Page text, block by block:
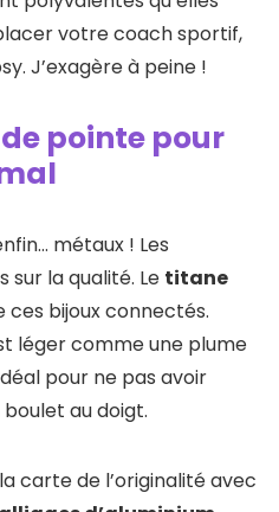
votre coach sportif,
J’exagère à peine !
pointe pour
métaux ! Les
sur la qualité. Le titane
bijoux connectés.
léger comme une plume
pour ne pas avoir
au doigt.
carte de l’originalité avec